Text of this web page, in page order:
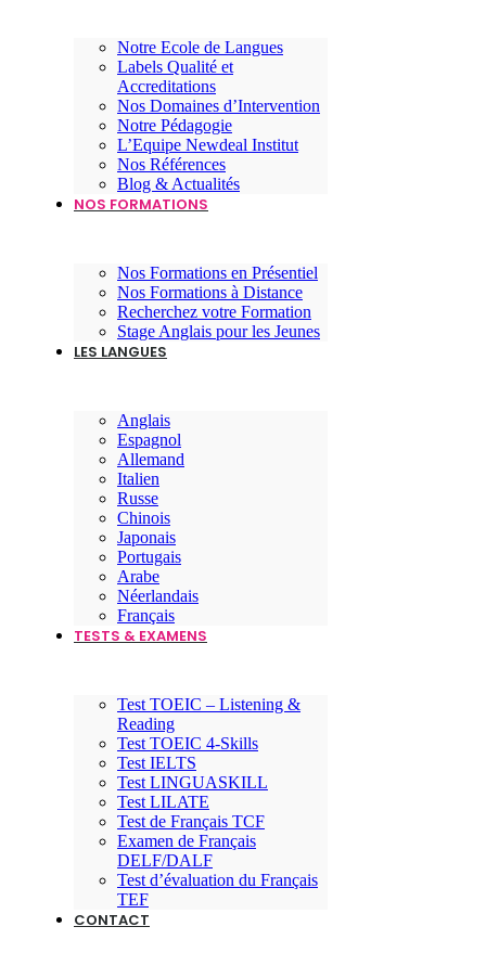
Notre Ecole de Langues
Labels Qualité et
Accreditations
Nos Domaines d’Intervention
Notre Pédagogie
L’Equipe Newdeal Institut
Nos Références
Blog & Actualités
NOS FORMATIONS
Nos Formations en Présentiel
Nos Formations à Distance
Recherchez votre Formation
Stage Anglais pour les Jeunes
LES LANGUES
Anglais
Espagnol
Allemand
Italien
Russe
Chinois
Japonais
Portugais
Arabe
Néerlandais
Français
TESTS & EXAMENS
Test TOEIC – Listening &
Reading
Test TOEIC 4-Skills
Test IELTS
Test LINGUASKILL
Test LILATE
Test de Français TCF
Examen de Français
DELF/DALF
Test d’évaluation du Français
TEF
CONTACT